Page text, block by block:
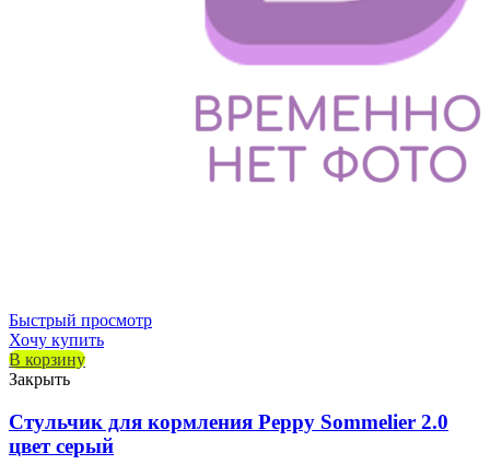
Быстрый просмотр
Хочу купить
В корзину
Закрыть
Стульчик для кормления Peppy Sommelier 2.0
цвет серый